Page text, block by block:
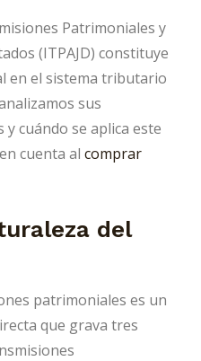
Patrimoniales y
(ITPAJD) constituye
en el sistema tributario
sus
cuándo se aplica este
cuenta al comprar
del
patrimoniales es un
que grava tres